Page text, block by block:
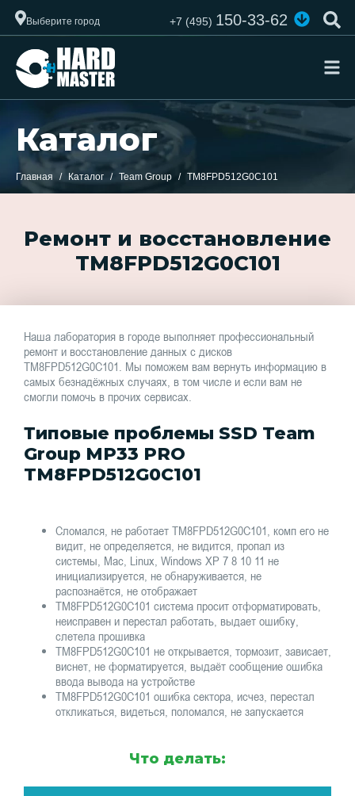
Выберите город +7 (495)150-33-62
Каталог
Главная Каталог Team Group TM8FPD512G0C101
Ремонт и восстановление
TM8FPD512G0C101
Наша лаборатория в городе выполняет профессиональный
ремонт и восстановление данных с дисков
TM8FPD512G0C101. Мы поможем вам вернуть информацию в
самых безнадёжных случаях, в том числе и если вам не
смогли помочь в прочих сервисах.
Типовые проблемы SSD Team
Group MP33 PRO
TM8FPD512G0C101
Сломался, не работает TM8FPD512G0C101, комп его не
видит, не определяется, не видится, пропал из
системы, Mac, Linux, Windows XP 7 8 10 11 не
инициализируется, не обнаруживается, не
распознаётся, не отображает
TM8FPD512G0C101 система просит отформатировать,
неисправен и перестал работать, выдает ошибку,
слетела прошивка
TM8FPD512G0C101 не открывается, тормозит, зависает,
виснет, не форматируется, выдаёт сообщение ошибка
ввода вывода на устройстве
TM8FPD512G0C101 ошибка сектора, исчез, перестал
откликаться, видеться, поломался, не запускается
Что делать: